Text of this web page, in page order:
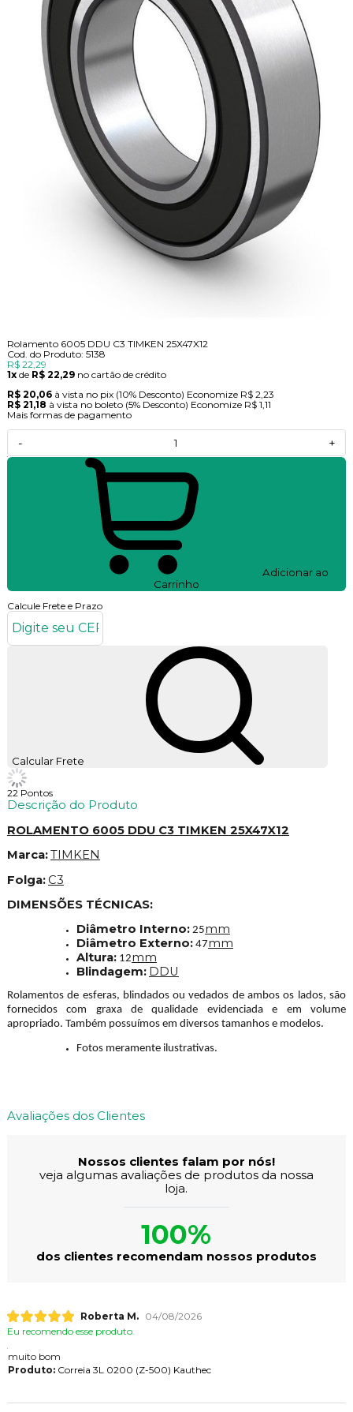
Rolamento 6005 DDU C3 TIMKEN 25X47X12
Cod. do Produto: 5138
R$ 22,29
1xde R$ 22,29 no cartão de crédito
R$ 20,06 à vista no pix (10% Desconto) Economize R$ 2,23
R$ 21,18 à vista no boleto (5% Desconto) Economize R$ 1,11
Mais formas de pagamento
- +
Adicionar ao
Carrinho
Calcule Frete e Prazo
Calcular Frete
22 Pontos
Descrição do Produto
ROLAMENTO 6005 DDU C3 TIMKEN 25X47X12
Marca:TIMKEN
Folga:C3
DIMENSÕES TÉCNICAS:
Diâmetro Interno:25mm
Diâmetro Externo:47mm
Altura:12mm
Blindagem: DDU
Rolamentos de esferas, blindados ou vedados de ambos os lados, são
fornecidos com graxa de qualidade evidenciada e em volume
apropriado. Também possuímos em diversos tamanhos e modelos.
Fotos meramente ilustrativas.
Avaliações dos Clientes
Nossos clientes falam por nós!
veja algumas avaliações de produtos da nossa
loja.
100%
dos clientes recomendam nossos produtos
Roberta M.
04/08/2026
Eu recomendo esse produto.
muito bom
Produto:Correia 3L 0200 (Z-500) Kauthec